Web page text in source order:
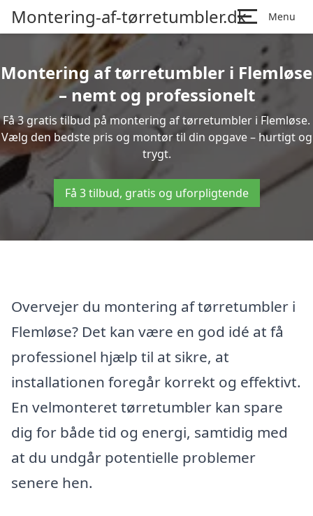
Montering-af-tørretumbler.dk Menu
Montering af tørretumbler i Flemløse
– nemt og professionelt
Få 3 gratis tilbud på montering af tørretumbler i Flemløse.
Vælg den bedste pris og montør til din opgave – hurtigt og
trygt.
Få 3 tilbud, gratis og uforpligtende
Overvejer du montering af tørretumbler i
Flemløse? Det kan være en god idé at få
professionel hjælp til at sikre, at
installationen foregår korrekt og effektivt.
En velmonteret tørretumbler kan spare
dig for både tid og energi, samtidig med
at du undgår potentielle problemer
senere hen.